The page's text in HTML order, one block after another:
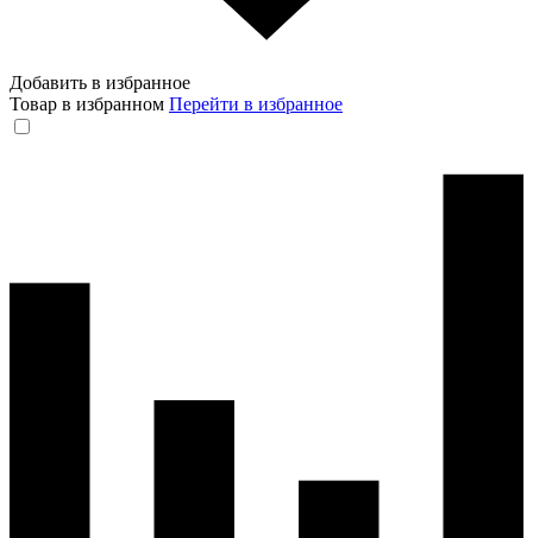
Добавить в избранное
Товар в избранном Перейти в избранное